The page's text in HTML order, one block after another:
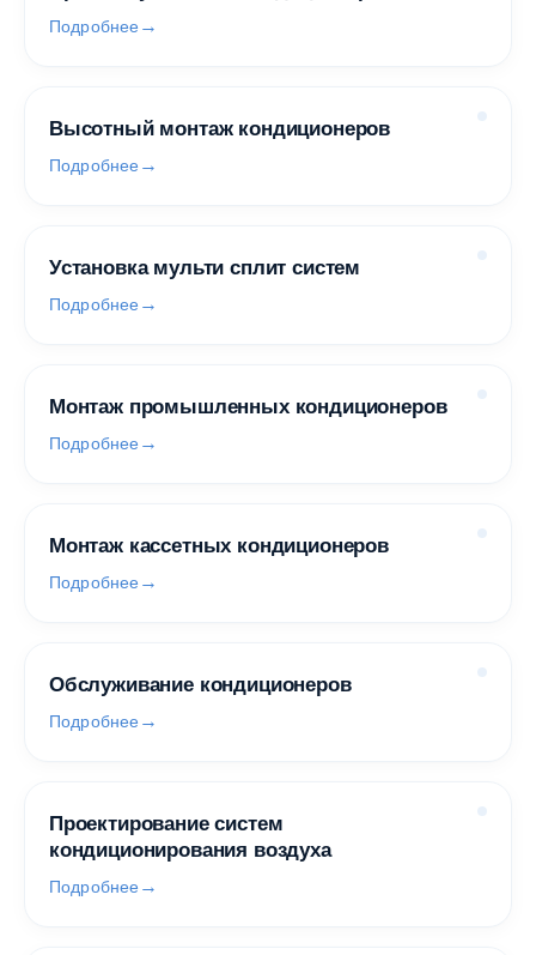
Подробнее
Высотный монтаж кондиционеров
Подробнее
Установка мульти сплит систем
Подробнее
Монтаж промышленных кондиционеров
Подробнее
Монтаж кассетных кондиционеров
Подробнее
Обслуживание кондиционеров
Подробнее
Проектирование систем
кондиционирования воздуха
Подробнее